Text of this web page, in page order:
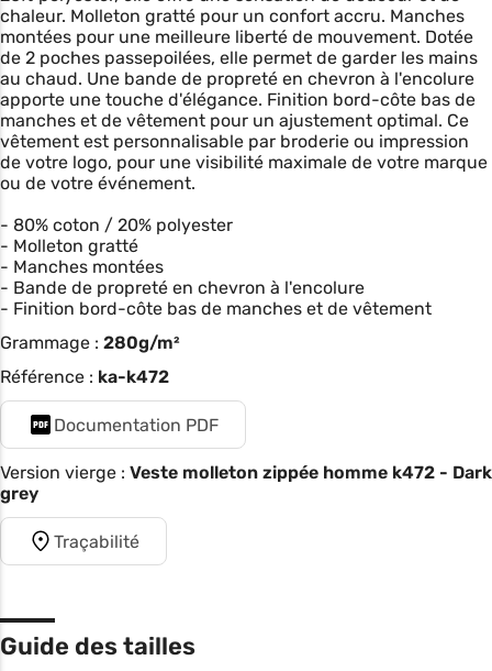
chaleur. Molleton gratté pour un confort accru. Manches
montées pour une meilleure liberté de mouvement. Dotée
de 2 poches passepoilées, elle permet de garder les mains
au chaud. Une bande de propreté en chevron à l'encolure
apporte une touche d'élégance. Finition bord-côte bas de
manches et de vêtement pour un ajustement optimal. Ce
vêtement est personnalisable par broderie ou impression
de votre logo, pour une visibilité maximale de votre marque
ou de votre événement.
- 80% coton / 20% polyester
- Molleton gratté
- Manches montées
- Bande de propreté en chevron à l'encolure
- Finition bord-côte bas de manches et de vêtement
Grammage : 280g/m²
Référence : ka-k472
Documentation PDF
Version vierge : Veste molleton zippée homme k472 - Dark
grey
Traçabilité
Guide des tailles